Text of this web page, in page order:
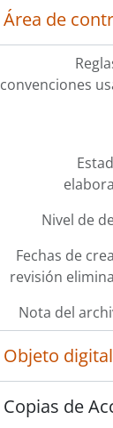
Área de
convenciones
Nivel de
Fechas de
revisión
Nota del
Objeto
Copias de